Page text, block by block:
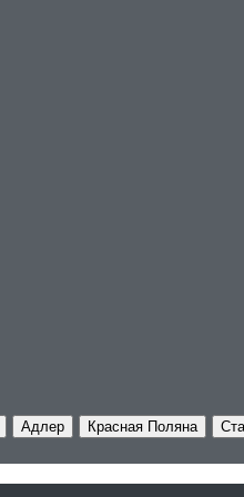
Адлер Красная Поляна